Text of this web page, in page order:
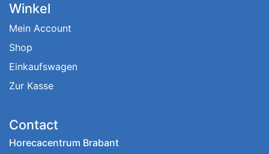
Winkel
Mein Account
Shop
Einkaufswagen
Zur Kasse
Contact
Horecacentrum Brabant